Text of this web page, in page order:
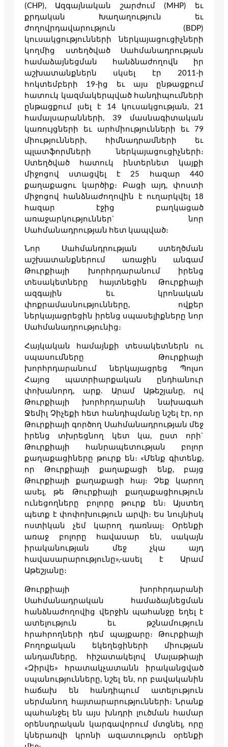
(CHP), Ազգայնական շարժում (MHP) եւ
քրդական Խաղաղություն եւ
ժողովրդավարություն (BDP)
կուսակցությունների ներկայացուցիչների
կողմից ստեղծված Սահմանադրության
համաձայնեցման հանձնաժողովն իր
աշխատանքներն սկսել էր 2011-ի
հոկտեմբերի 19-ից եւ այս ընթացքում
հատուկ կազմակերպված հանդիպումների
ընթացքում լսել է 14 կուսակցության, 21
համալսարանների, 39 մասնագիտական
կառույցների եւ արհմիությունների եւ 79
միությունների, հիմնադրամների եւ
պլատֆորմների ներկայացուցիչների։
Ստեղծված հատուկ ինտերնետ կայքի
միջոցով ստացվել է 25 հազար 440
քաղաքացու կարծիք։ Բացի այդ, փոստի
միջոցով հանձնաժողովին է ուղարկվել 18
հազար էջից բաղկացած
առաջարկություններ` նոր
Սահմանադրության հետ կապված։
Նոր Սահմանդրության ստեղծման
աշխատանքներում առաջին անգամ
Թուրքիայի խորհրդարանում իրենց
տեսակետները հայտնեցին Թուրքիայի
ազգային եւ կրոնական
փոքրամասնությունները, ովքեր
ներկայացրեցին իրենց սպասելիքները նոր
Սահմանադրությունից։
Հայկական համայնքի տեսակետներն ու
սպասումները Թուրքիայի
խորհրդարանում ներկայացրեց Պոլսո
Հայոց պատրիարքական ընդհանուր
փոխանորդ, արք. Արամ Աթեշյանը, ով
Թուրքիայի խորհրդարանի նախագահ
Ջեմիլ Չիչեքի հետ հանդիպմանը նշել էր, որ
Թուրքիայի գործող Սահմանադրության մեջ
իրենց տխրեցնող կետ կա, ըստ որի`
Թուրքիայի հանրապետության բոլոր
քաղաքացիները թուրք են։ «Մենք գիտենք,
որ Թուրքիայի քաղաքացի ենք, բայց
Թուրքիայի քաղաքացի հայ։ Չեք կարող
ասել, թե Թուրքիայի քաղաքացիություն
ունեցողները բոլորը թուրք են։ Այստեղ
պետք է փոփոխություն արվի։ Ես նույնիսկ
ոստիկան չեմ կարող դառնալ։ Օրենքի
առաջ բոլորը հավասար են, սակայն
իրականության մեջ չկա այդ
հավասարարությունը»,-ասել է Արամ
Աթեշյանը։
Թուրքիայի խորհրդարանի
Սահմանադրական համաձայնեցման
հանձնաժողովից վերջին պահանջը եղել է
ատելություն եւ թշնամություն
հրահրողների դեմ պայքարը։ Թուրքիայի
Բողոքական եկեղեցիների միության
անդամները, հիշատակելով Մալաթիայի
«Զիրվե» հրատակչատանն իրականցված
սպանությունները, նշել են, որ բավականին
հաճախ են հանդիպում ատելություն
սերմանող հայտարարությունների։ Նրանք
պահանջել են այս խնդրի լուծման համար
օրենսդրական կարգավորում մտցնել, որը
կներառվի կրոնի ազատություն օրենքի